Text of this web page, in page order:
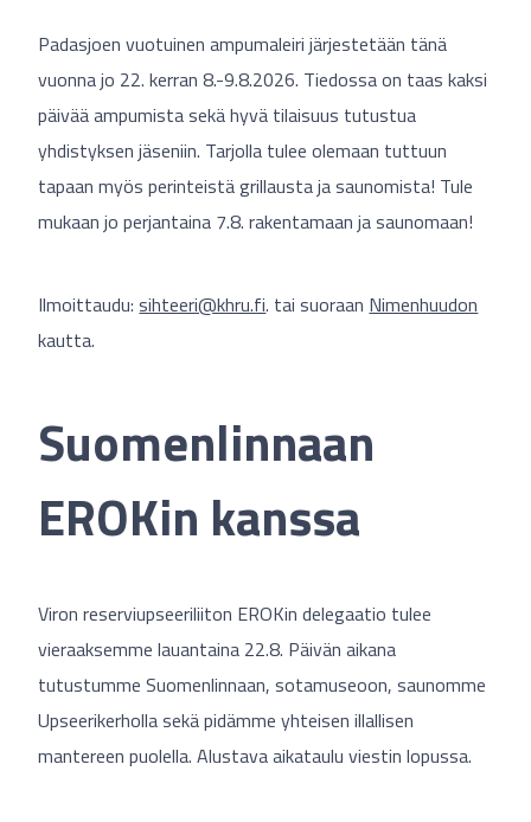
Padasjoen vuotuinen ampumaleiri järjestetään tänä
vuonna jo 22. kerran 8.-9.8.2026. Tiedossa on taas kaksi
päivää ampumista sekä hyvä tilaisuus tutustua
yhdistyksen jäseniin. Tarjolla tulee olemaan tuttuun
tapaan myös perinteistä grillausta ja saunomista! Tule
mukaan jo perjantaina 7.8. rakentamaan ja saunomaan!
Ilmoittaudu:sihteeri@khru.fi. tai suoraan Nimenhuudon
kautta.
Suomenlinnaan
EROKin kanssa
Viron reserviupseeriliiton EROKin delegaatio tulee
vieraaksemme lauantaina 22.8. Päivän aikana
tutustumme Suomenlinnaan, sotamuseoon, saunomme
Upseerikerholla sekä pidämme yhteisen illallisen
mantereen puolella. Alustava aikataulu viestin lopussa.